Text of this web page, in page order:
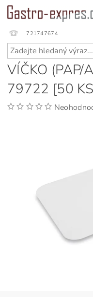
721747674
VÍČKO (PAP/
79722 [50